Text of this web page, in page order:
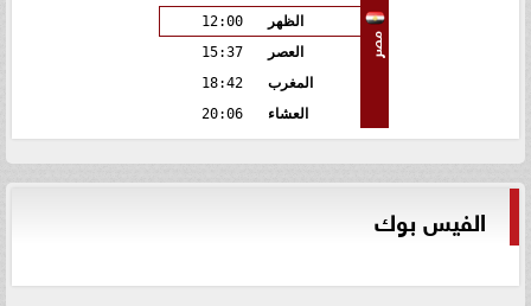
مصر
الظهر
12:00
العصر
15:37
المغرب
18:42
العشاء
20:06
الفيس بوك